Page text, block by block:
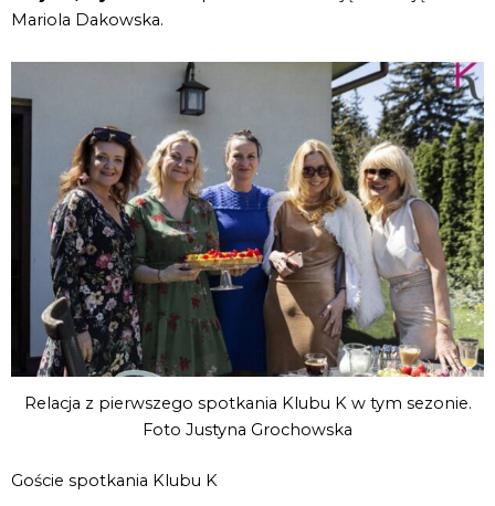
Mariola Dakowska.
Relacja z pierwszego spotkania Klubu K w tym sezonie.
Foto Justyna Grochowska
Goście spotkania Klubu K